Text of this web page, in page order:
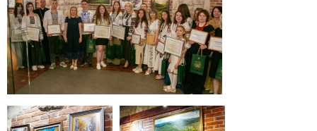
Крамниці
Контакти